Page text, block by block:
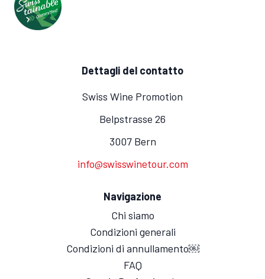
Dettagli del contatto
Swiss Wine Promotion
Belpstrasse 26
3007 Bern
info@swisswinetour.com
Navigazione
Chi siamo
Condizioni generali
Condizioni di annullamento￼
FAQ